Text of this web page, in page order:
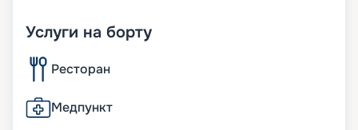
Услуги на борту
Ресторан
Медпункт